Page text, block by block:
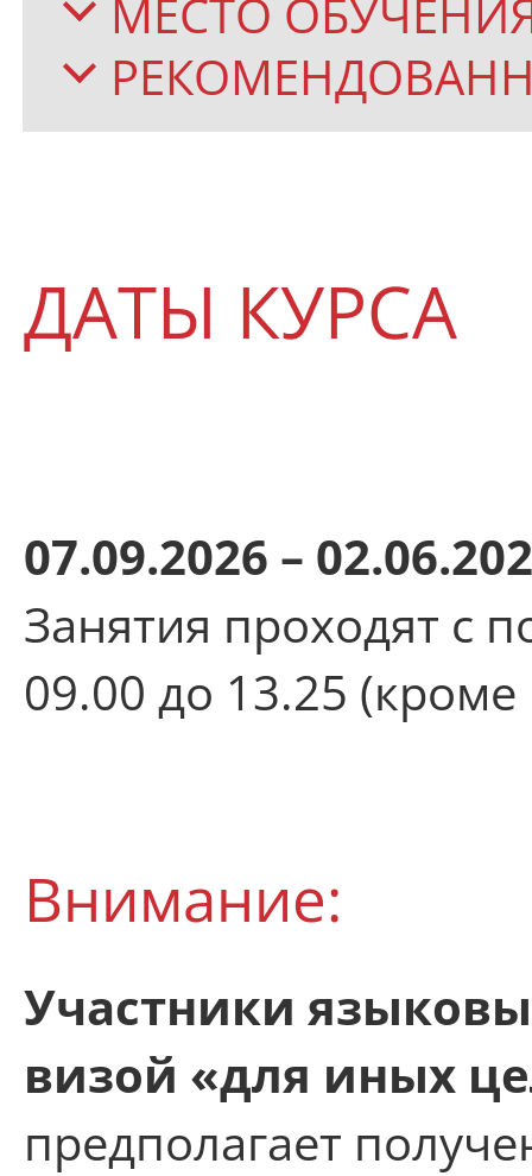
МЕСТО
ДАТЫ КУРСА
07.09.2026 –
Занятия проходят с
09.00 до 13.25
Внимание:
Участники
визой «для иных
предполагает